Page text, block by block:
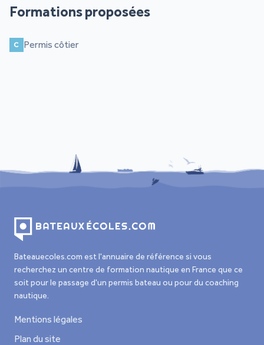
Formations proposées
Permis côtier
Bateauecoles.com est l'annuaire de référence si vous
recherchez un centre de formation nautique en France que ce
soit pour le passage d'un permis bateau ou pour du coaching
nautique.
Mentions légales
Plan du site